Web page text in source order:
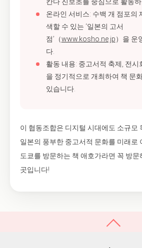
칸다 진보초를 중심으로 활동
온라인 서비스: 수백 개 점포의
색할 수 있는 ‘일본의 고서
점’（www.kosho.ne.jp）을 운
다.
활동 내용: 중고서적 축제, 전시
을 정기적으로 개최하여 책 문
있습니다.
이 협동조합은 디지털 시대에도 소규모
일본의 풍부한 중고서적 문화를 미래로
도쿄를 방문하는 책 애호가라면 꼭 방
곳입니다!